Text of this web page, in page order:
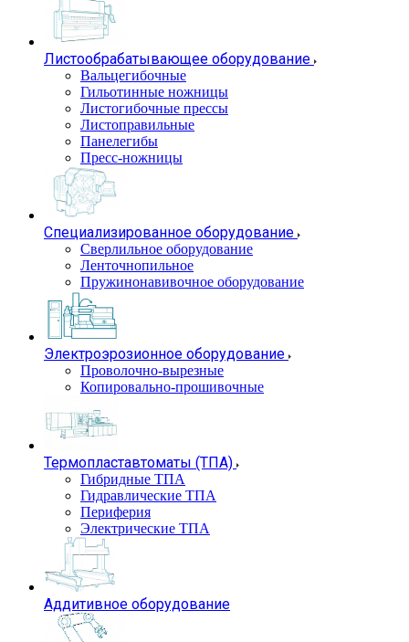
Листообрабатывающее оборудование
Вальцегибочные
Гильотинные ножницы
Листогибочные прессы
Листоправильные
Панелегибы
Пресс-ножницы
Специализированное оборудование
Сверлильное оборудование
Ленточнопильное
Пружинонавивочное оборудование
Электроэрозионное оборудование
Проволочно-вырезные
Копировально-прошивочные
Термопластавтоматы (ТПА)
Гибридные ТПА
Гидравлические ТПА
Периферия
Электрические ТПА
Аддитивное оборудование